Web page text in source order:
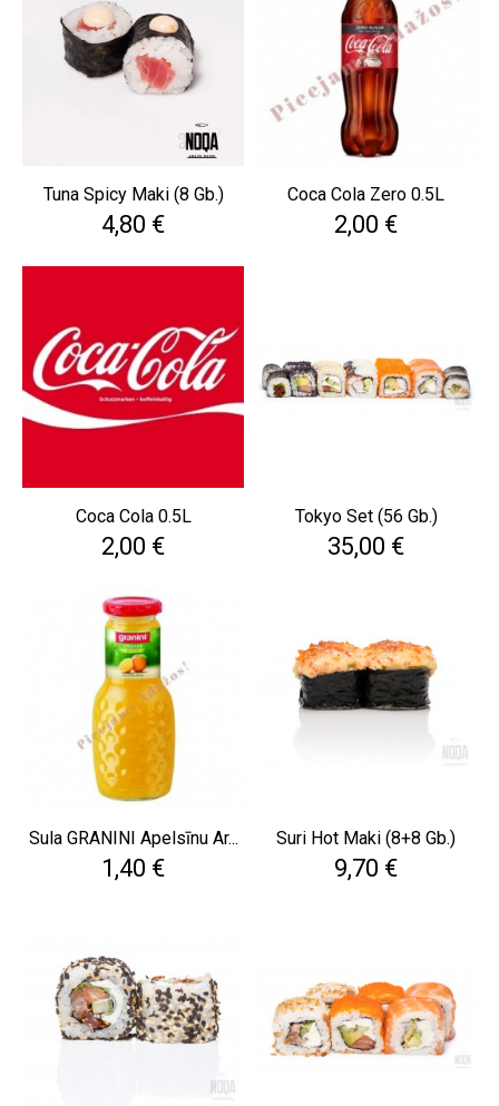
Tuna Spicy Maki (8 Gb.)
Cena
4,80 €
Coca Cola Zero 0.5L
Cena
2,00 €
Coca Cola 0.5L
Cena
2,00 €
Tokyo Set (56 Gb.)
Cena
35,00 €
Sula GRANINI Apelsīnu Ar...
Cena
1,40 €
Suri Hot Maki (8+8 Gb.)
Cena
9,70 €